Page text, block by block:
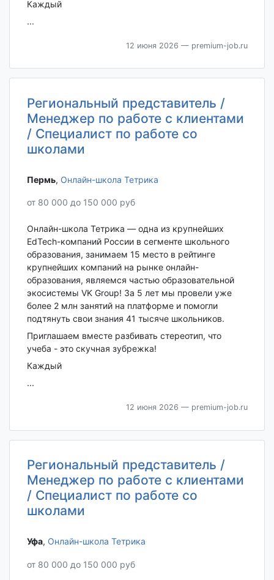
Каждый
...
12 июня 2026 — premium-job.ru
Региональный представитель /
Менеджер по работе с клиентами
/ Специалист по работе со
школами
Пермь‎, Онлайн-школа Тетрика
от 80 000 до 150 000 руб
Онлайн-школа Тетрика — одна из крупнейших
EdTech-компаний России в сегменте школьного
образования, занимаем 15 место в рейтинге
крупнейших компаний на рынке онлайн-
образования, являемся частью образовательной
экосистемы VK Group! За 5 лет мы провели уже
более 2 млн занятий на платформе и помогли
подтянуть свои знания 41 тысяче школьников.
Приглашаем вместе разбивать стереотип, что
учеба - это скучная зубрежка!
Каждый
...
12 июня 2026 — premium-job.ru
Региональный представитель /
Менеджер по работе с клиентами
/ Специалист по работе со
школами
Уфа‎, Онлайн-школа Тетрика
от 80 000 до 150 000 руб